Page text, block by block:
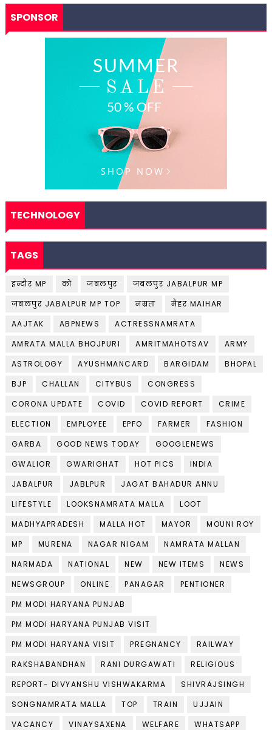
SPONSOR
TECHNOLOGY
TAGS
इन्दौर MP को जबलपुर
जबलपुर JABALPUR MP
जबलपुर JABALPUR MP TOP
नम्रता
मैहर MAIHAR
AAJTAK
ABPNEWS
ACTRESSNAMRATA
AMRATA MALLA BHOJPURI
AMRITMAHOTSAV
ARMY
ASTROLOGY
AYUSHMANCARD BARGIDAM
BHOPAL
BJP
CHALLAN CITYBUS
CONGRESS
CORONA UPDATE
COVID COVID REPORT
CRIME
ELECTION
EMPLOYEE EPFO FARMER
FASHION
GARBA
GOOD NEWS TODAY
GOOGLENEWS
GWALIOR
GWARIGHAT HOT PICS
INDIA
JABALPUR
JABLPUR
JAGAT BAHADUR ANNU
LIFESTYLE
LOOKSNAMRATA MALLA
LOOT
MADHYAPRADESH
MALLA HOT MAYOR
MOUNI ROY
MP
MURENA NAGAR NIGAM
NAMRATA MALLAN
NARMADA
NATIONAL NEW NEW ITEMS
NEWS
NEWSGROUP
ONLINE PANAGAR
PENTIONER
PM MODI HARYANA PUNJAB
PM MODI HARYANA PUNJAB VISIT
PM MODI HARYANA VISIT
PREGNANCY
RAILWAY
RAKSHABANDHAN
RANI DURGAWATI
RELIGIOUS
REPORT- DIVYANSHU VISHWAKARMA
SHIVRAJSINGH
SONGNAMRATA MALLA
TOP TRAIN
UJJAIN
VACANCY
VINAYSAXENA WELFARE
WHATSAPP